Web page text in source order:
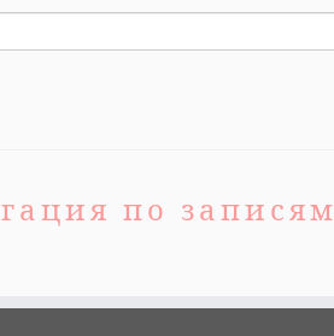
по записям